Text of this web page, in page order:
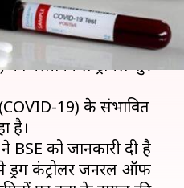
में एंटी-वायरल दवा
का क्लीनिकल ट्रायल शुरू
19) के संभावित
है।
BSE को जानकारी दी है
ड्रग कंट्रोलर जनरल ऑफ